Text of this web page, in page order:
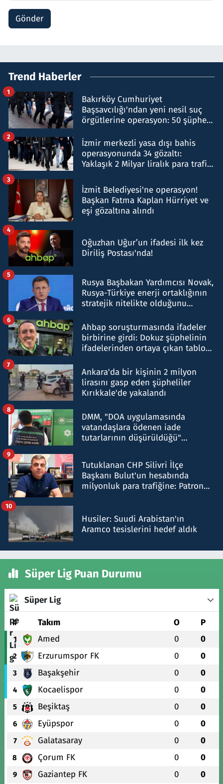
Gönder
Trend Haberler
Bakırköy Cumhuriyet
Başsavcılığı'ndan yeni nesil suç
örgütlerine operasyon: 50 şüpheli
1
İzmir merkezli yasa dışı bahis
operasyonunda 34 gözaltı:
Yaklaşık 2 Milyar liralık para trafiği
2
İzmit Belediyesi'ne operasyon!
Başkan Fatma Kaplan Hürriyet ve
eşi gözaltına alındı
3
Oğuzhan Uğur’un ifadesi ilk kez
Diriliş Postası'nda!
4
Rusya Başbakan Yardımcısı Novak,
Rusya-Türkiye enerji ortaklığının
stratejik nitelikte olduğunu
5
Ahbap soruşturmasında ifadeler
birbirine girdi: Dokuz şüphelinin
ifadelerinden ortaya çıkan tablo
6
Ankara'da bir kişinin 2 milyon
lirasını gasp eden şüpheliler
Kırıkkale'de yakalandı
7
DMM, "DOA uygulamasında
vatandaşlara ödenen iade
tutarlarının düşürüldüğü"
8
Tutuklanan CHP Silivri İlçe
Başkanı Bulut'un hesabında
milyonluk para trafiğine: Patron
9
Husiler: Suudi Arabistan'ın
Aramco tesislerini hedef aldık
10
Süper Lig Puan Durumu
Süper Lig
# Takım O P
1 Amed 0 0
2 Erzurumspor FK 0 0
3 Başakşehir 0 0
4 Kocaelispor 0 0
5 Beşiktaş 0 0
6 Eyüpspor 0 0
7 Galatasaray 0 0
8 Çorum FK 0 0
9 Gaziantep FK 0 0